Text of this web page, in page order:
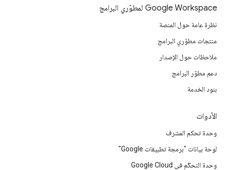
Google Workspace لمطوّري البرامج
نظرة عامة حول المنصة
منتجات مطوّري البرامج
ملاحظات حول الإصدار
دعم مطوّر البرامج
بنود الخدمة
الأدوات
وحدة تحكم المشرف
لوحة بيانات "برمجة تطبيقات Google"
وحدة التحكّم في Google Cloud